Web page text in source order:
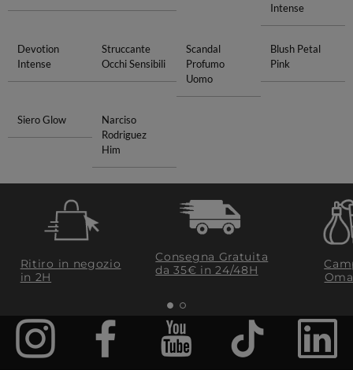
Intense
Devotion
Intense
Struccante
Occhi Sensibili
Scandal
Profumo
Uomo
Blush Petal
Pink
Siero Glow
Narciso
Rodriguez
Him
Ritiro in negozio
in 2H
Consegna Gratuita
da 35€​ in 24/48H